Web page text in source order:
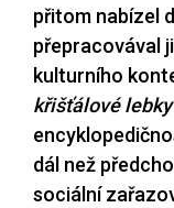
přitom nabízel
přepracovával
kulturního
křišťálové lebky
dál než
sociální